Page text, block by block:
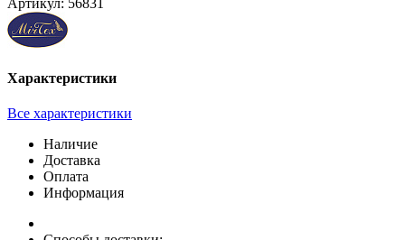
Характеристики
Все характеристики
Наличие
Доставка
Оплата
Информация